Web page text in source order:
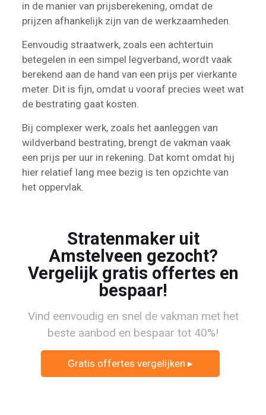
in de manier van prijsberekening, omdat de
prijzen afhankelijk zijn van de werkzaamheden.
Eenvoudig straatwerk, zoals een achtertuin
betegelen in een simpel legverband, wordt vaak
berekend aan de hand van een prijs per vierkante
meter. Dit is fijn, omdat u vooraf precies weet wat
de bestrating gaat kosten.
Bij complexer werk, zoals het aanleggen van
wildverband bestrating, brengt de vakman vaak
een prijs per uur in rekening. Dat komt omdat hij
hier relatief lang mee bezig is ten opzichte van
het oppervlak.
Stratenmaker uit
Amstelveen gezocht?
Vergelijk gratis offertes en
bespaar!
Vind eenvoudig en snel de vakman met het
beste aanbod en bespaar tot 40%!
Gratis offertes vergelijken ▸